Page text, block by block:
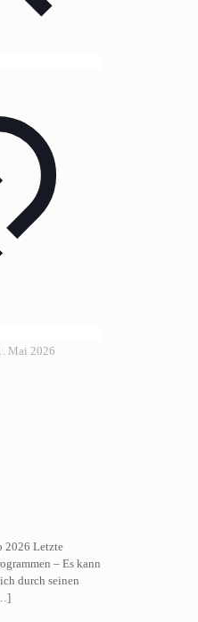
Mai 2026
2026 Letzte
– Es kann
durch seinen